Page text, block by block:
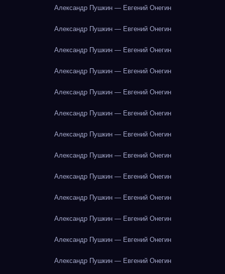
Александр Пушкин — Евгений Онегин
Александр Пушкин — Евгений Онегин
Александр Пушкин — Евгений Онегин
Александр Пушкин — Евгений Онегин
Александр Пушкин — Евгений Онегин
Александр Пушкин — Евгений Онегин
Александр Пушкин — Евгений Онегин
Александр Пушкин — Евгений Онегин
Александр Пушкин — Евгений Онегин
Александр Пушкин — Евгений Онегин
Александр Пушкин — Евгений Онегин
Александр Пушкин — Евгений Онегин
Александр Пушкин — Евгений Онегин